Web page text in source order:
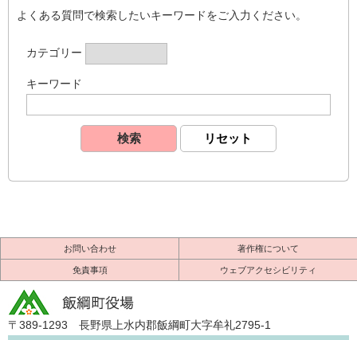
よくある質問で検索したいキーワードをご入力ください。
カテゴリー
キーワード
お問い合わせ 著作権について
免責事項 ウェブアクセシビリティ
〒389-1293 長野県上水内郡飯綱町大字牟礼2795-1